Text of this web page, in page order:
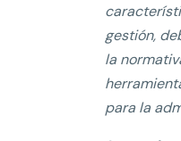
gestión,
la
para la